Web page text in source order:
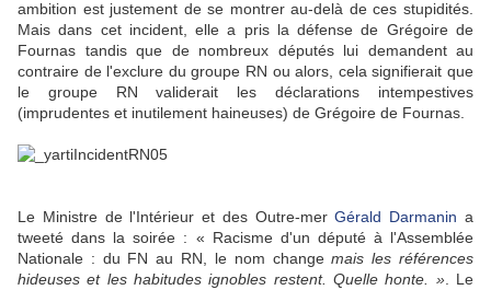
ambition est justement de se montrer au-delà de ces stupidités.
Mais dans cet incident, elle a pris la défense de Grégoire de
Fournas tandis que de nombreux députés lui demandent au
contraire de l'exclure du groupe RN ou alors, cela signifierait que
le groupe RN validerait les déclarations intempestives
(imprudentes et inutilement haineuses) de Grégoire de Fournas.
Le Ministre de l'Intérieur et des Outre-merGérald Darmanin a
tweeté dans la soirée : « Racisme d'un député à l'Assemblée
Nationale : du FN au RN, le nom changemais les références
hideuses et les habitudes ignobles restent. Quelle honte. ». Le